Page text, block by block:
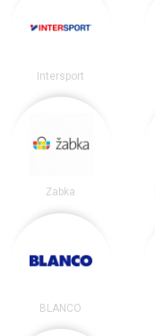
Intersport
Žabka
BLANCO